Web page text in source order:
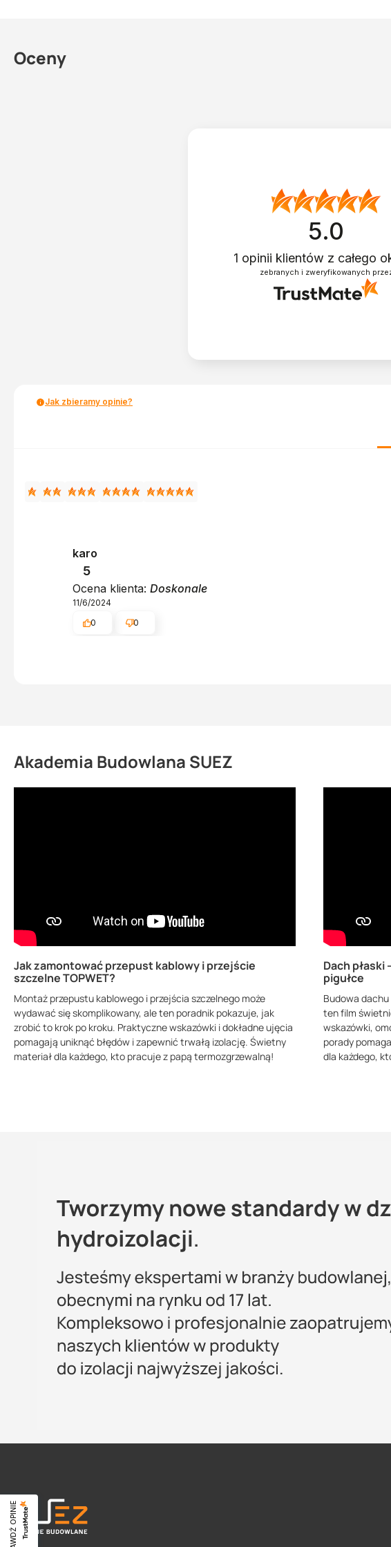
Oceny
5.0
1 opinii klientów z całego
zebranych i zweryfikowanych
Jak zbieramy opinie?
karo
5
Ocena klienta:Doskonale
11/6/2024
0
0
Akademia Budowlana SUEZ
Jak zamontować przepust kablowy i przejście
szczelne TOPWET?
Montaż przepustu kablowego i przejścia szczelnego może
wydawać się skomplikowany, ale ten poradnik pokazuje, jak
zrobić to krok po kroku. Praktyczne wskazówki i dokładne ujęcia
pomagają uniknąć błędów i zapewnić trwałą izolację. Świetny
materiał dla każdego, kto pracuje z papą termozgrzewalną!
Dach płaski
pigułce
Budowa
ten film
wskazówki,
porady
dla każdego,
SPRAWDŹ OPINIE